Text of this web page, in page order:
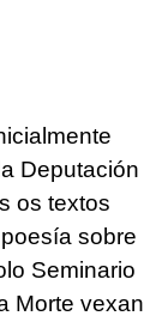
Deputación
os textos
sobre
Seminario
Morte vexan